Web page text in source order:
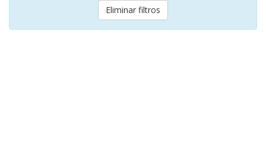
Eliminar filtros